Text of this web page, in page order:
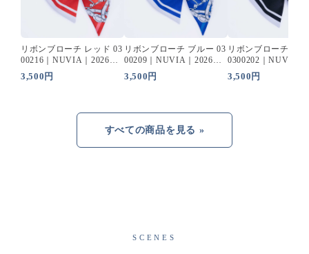
リボンブローチ レッド 03
00216｜NUVIA｜2026年
最新エステユニフォーム
3,500円
リボンブローチ ブルー 03
00209｜NUVIA｜2026年
最新エステユニフォーム
3,500円
リボンブローチ ブ
0300202｜NUVIA｜
年最新エステユニフ
ム
3,500円
すべての商品を見る »
SCENES